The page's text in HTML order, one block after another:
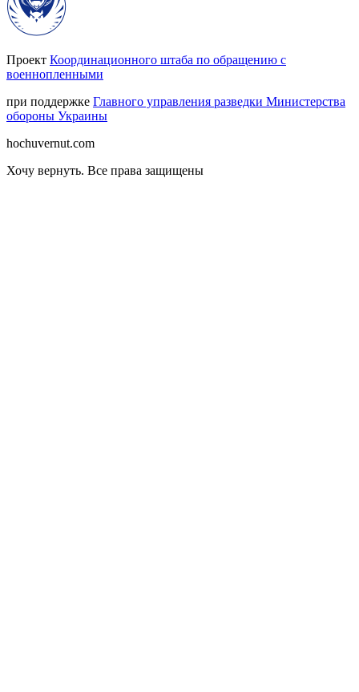
Проект Координационного штаба по обращению с
военнопленными
при поддержке Главного управления разведки Министерства
обороны Украины
hochuvernut.com
Хочу вернуть. Все права защищены